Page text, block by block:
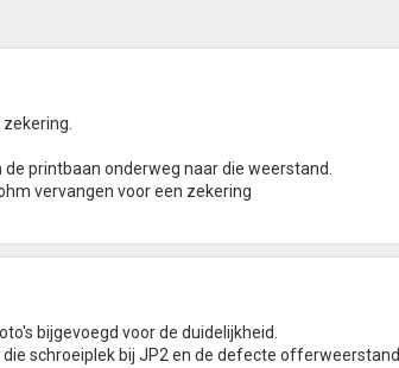
printbaan onderweg naar die weerstand.
vervangen voor een zekering
bijgevoegd voor de duidelijkheid.
schroeiplek bij JP2 en de defecte offerweerstand.